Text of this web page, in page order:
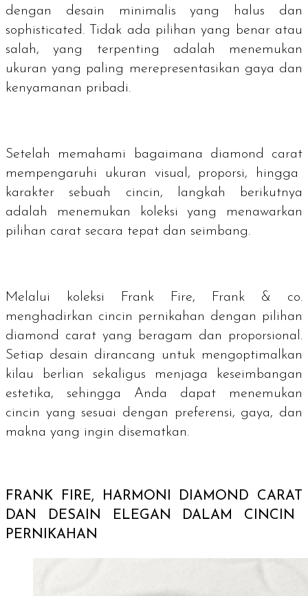
dengan desain minimalis yang halus dan
sophisticated. Tidak ada pilihan yang benar atau
salah, yang terpenting adalah menemukan
ukuran yang paling merepresentasikan gaya dan
kenyamanan pribadi.
Setelah memahami bagaimana diamond carat
mempengaruhi ukuran visual, proporsi, hingga
karakter sebuah cincin, langkah berikutnya
adalah menemukan koleksi yang menawarkan
pilihan carat secara tepat dan seimbang.
Melalui koleksi Frank Fire, Frank & co.
menghadirkan cincin pernikahan dengan pilihan
diamond carat yang beragam dan proporsional.
Setiap desain dirancang untuk mengoptimalkan
kilau berlian sekaligus menjaga keseimbangan
estetika, sehingga Anda dapat menemukan
cincin yang sesuai dengan preferensi, gaya, dan
makna yang ingin disematkan.
FRANK FIRE, HARMONI
DIAMOND CARAT
DAN DESAIN ELEGAN DALAM CINCIN
PERNIKAHAN